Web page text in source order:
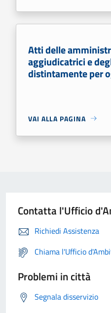
Atti delle
aggiudicatrici e
distintamente per
VAI ALLA PAGINA
Contatta l'Ufficio
Richiedi Assistenza
Chiama l'Ufficio
Problemi in città
Segnala disservizio